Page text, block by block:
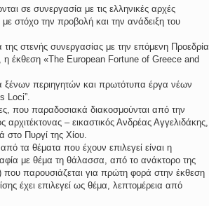
σε συνεργασία με τις ελληνικές αρχές
στόχο την προβολή και την ανάδειξη του
στενής συνεργασίας με την επόμενη Προεδρία
η έκθεση «The European Fortune of Greece and
ξένων περιηγητών και πρωτότυπα έργα νέων
Loci”.
που παραδοσιακά διακοσμούνται από την
– εικαστικός Ανδρέας Αγγελιδάκης,
στο Πυργί της Χίου.
τα θέματα που έχουν επιλεγεί είναι η
με θέμα τη θάλασσα, από το ανάκτορο της
παρουσιάζεται για πρώτη φορά στην έκθεση
έχει επιλεγεί ως θέμα, λεπτομέρεια από